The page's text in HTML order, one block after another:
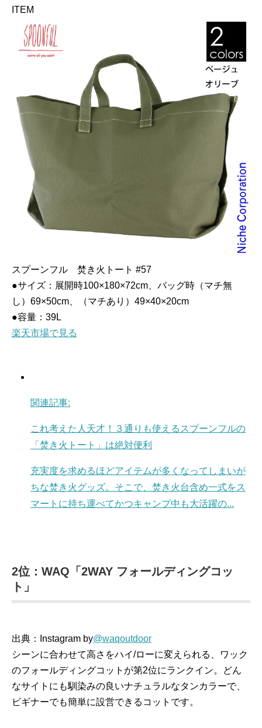
ITEM
スプーンフル 焚き火トート #57
●サイズ：展開時100×180×72cm、バッグ時（マチ無
し）69×50cm、（マチあり）49×40×20cm
●容量：39L
楽天市場で見る
関連記事:
これ考えた人天才！３通りも使えるスプーンフルの
「焚き火トート」は絶対便利
充実度を求めるほどアイテムが多くなってしまいが
ちな焚き火グッズ。そこで、焚き火台含め一式をス
マートに持ち運べてかつキャンプ中も大活躍の...
2位：WAQ「2WAY フォールディングコッ
ト」
出典：Instagram by@waqoutdoor
シーンに合わせて高さをハイ/ローに変えられる、ワック
のフォールディングコットが第2位にランクイン。どん
なサイトにも馴染みの良いナチュラルなタンカラーで、
ビギナーでも簡単に設営できるコットです。